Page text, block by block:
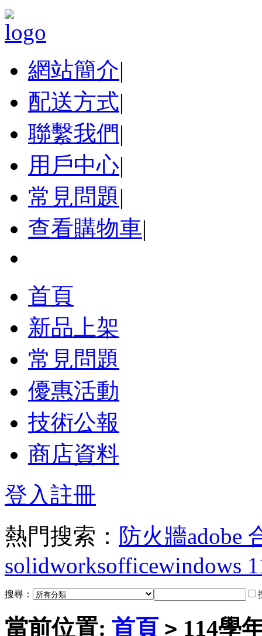
網站簡介|
配送方式|
聯繫我們|
用戶中心|
常見問題|
查看購物車|
首頁
新品上架
常見問題
優惠活動
技術公報
商店資料
登入註冊
熱門搜索： 防火牆adobe
solidworksofficewindows
搜尋：
當前位置: 首頁 > 114學